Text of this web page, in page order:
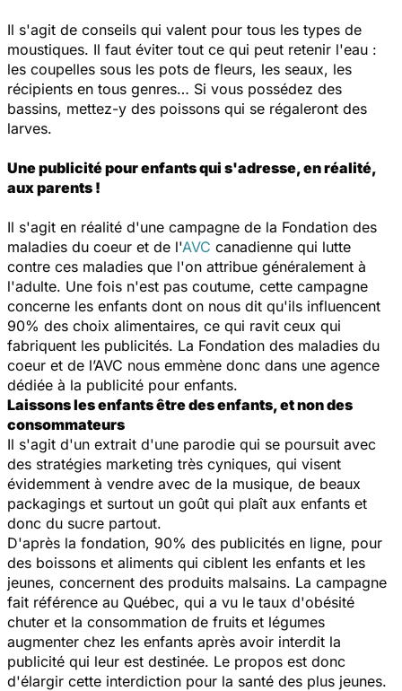
Il s'agit de conseils qui valent pour tous les types de
moustiques. Il faut éviter tout ce qui peut retenir l'eau :
les coupelles sous les pots de fleurs, les seaux, les
récipients en tous genres… Si vous possédez des
bassins, mettez-y des poissons qui se régaleront des
larves.
Une publicité pour enfants qui s'adresse, en réalité,
aux parents !
Il s'agit en réalité d'une campagne de la Fondation des
maladies du coeur et de l'AVC canadienne qui lutte
contre ces maladies que l'on attribue généralement à
l'adulte. Une fois n'est pas coutume, cette campagne
concerne les enfants dont on nous dit qu'ils influencent
90% des choix alimentaires, ce qui ravit ceux qui
fabriquent les publicités. La Fondation des maladies du
coeur et de l’AVC nous emmène donc dans une agence
dédiée à la publicité pour enfants.
Laissons les enfants être des enfants, et non des
consommateurs
Il s'agit d'un extrait d'une parodie qui se poursuit avec
des stratégies marketing très cyniques, qui visent
évidemment à vendre avec de la musique, de beaux
packagings et surtout un goût qui plaît aux enfants et
donc du sucre partout.
D'après la fondation, 90% des publicités en ligne, pour
des boissons et aliments qui ciblent les enfants et les
jeunes, concernent des produits malsains. La campagne
fait référence au Québec, qui a vu le taux d'obésité
chuter et la consommation de fruits et légumes
augmenter chez les enfants après avoir interdit la
publicité qui leur est destinée. Le propos est donc
d'élargir cette interdiction pour la santé des plus jeunes.